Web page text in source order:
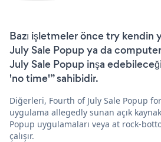
Bazı işletmeler önce try kendin
July Sale Popup ya da
July Sale Popup inşa
'no time'” sahibidir.
Diğerleri, Fourth of July Sale Popup
uygulama allegedly sunan açık
Popup uygulamaları veya at rock-
çalışır.